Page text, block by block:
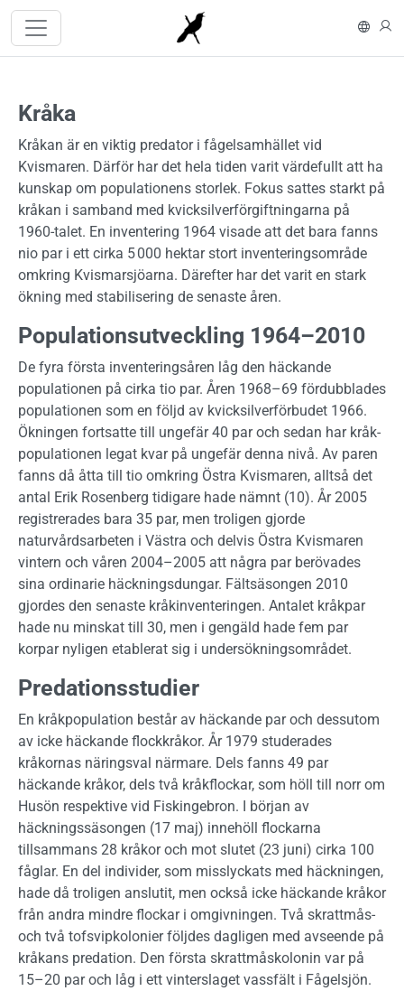
Hoppa till huvudinnehåll
In
Kråka
Kråkan är en viktig predator i fågelsamhället vid
Kvismaren. Därför har det hela tiden varit värdefullt att ha
kunskap om populationens storlek. Fokus sattes starkt på
kråkan i samband med kvicksilverförgiftningarna på
1960-talet. En inventering 1964 visade att det bara fanns
nio par i ett cirka 5 000 hektar stort inventeringsområde
omkring Kvismarsjöarna. Därefter har det varit en stark
ökning med stabilisering de senaste åren.
Populationsutveckling 1964–2010
De fyra första inventeringsåren låg den häckande
populationen på cirka tio par. Åren 1968–69 fördubblades
populationen som en följd av kvicksilverförbudet 1966.
Ökningen fortsatte till ungefär 40 par och sedan har kråk­
populationen legat kvar på ungefär denna nivå. Av paren
fanns då åtta till tio omkring Östra K­vismaren, alltså det
antal Erik Rosenberg tidigare hade nämnt (10). År 2005
registrerades bara 35 par, men troligen gjorde
naturvårdsarbeten i Västra och delvis Östra Kvismaren
vintern och våren 2004–2005 att några par berövades
sina ordinarie häckningsdungar. Fältsäsongen 2010
gjordes den senaste kråkinventeringen. Antalet kråkpar
hade nu minskat till 30, men i gengäld hade fem par
korpar nyligen etablerat sig i undersökningsområdet.
Predationsstudier
En kråkpopulation består av häckande par och dessutom
av icke häckande flock­kråkor. År 1979 studerades
kråkornas näringsval närmare. Dels fanns 49 par
häckande kråkor, dels två kråkflockar, som höll till norr om
Husön respektive vid Fiskingebron. I början av
häckningssäsongen (17 maj) innehöll flockarna
tillsammans 28 kråkor och mot slutet (23 juni) cirka 100
fåglar. En del individer, som misslyckats med häckningen,
hade då troligen anslutit, men också icke häckande kråkor
från andra mindre flockar i omgivningen. Två skrattmås-
och två tofsvipkolonier följdes dagligen med avseende på
kråkans predation. Den första skrattmåskolonin var på
15–20 par och låg i ett vinterslaget vassfält i Fågelsjön.